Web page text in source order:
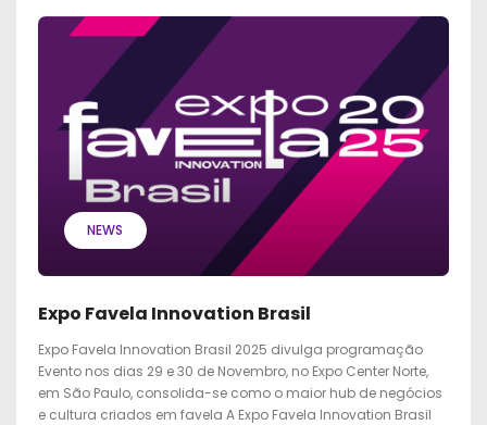
NEWS
Expo Favela Innovation Brasil
Expo Favela Innovation Brasil 2025 divulga programação
Evento nos dias 29 e 30 de Novembro, no Expo Center Norte,
em São Paulo, consolida-se como o maior hub de negócios
e cultura criados em favela A Expo Favela Innovation Brasil